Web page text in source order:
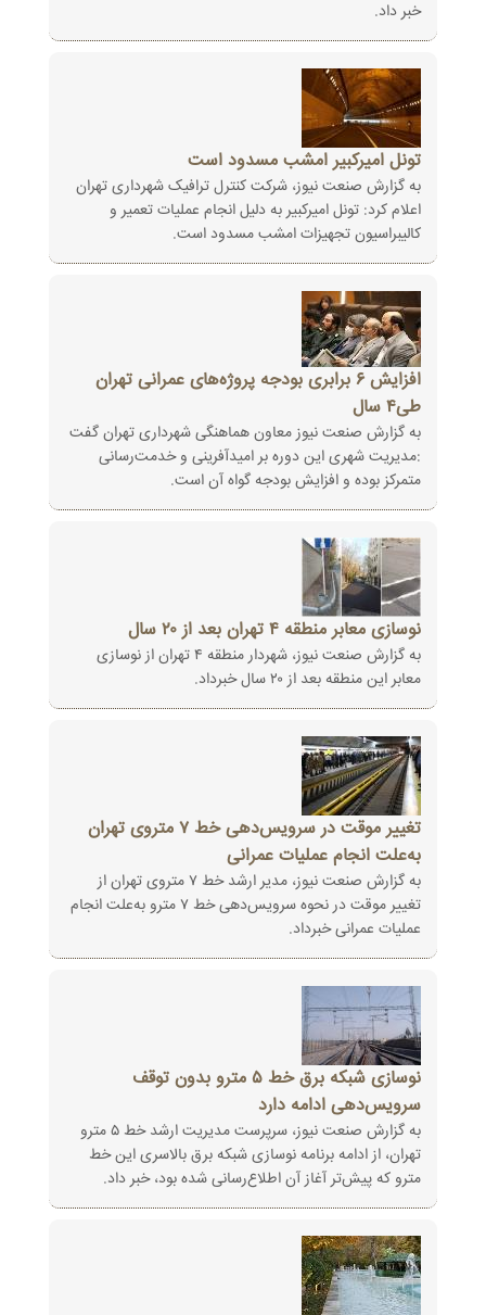
خبر داد.
تونل امیرکبیر امشب مسدود است
به گزارش صنعت نیوز، شرکت کنترل ترافیک شهرداری تهران
اعلام کرد: تونل امیرکبیر به دلیل انجام عملیات تعمیر و
کالیبراسیون تجهیزات امشب مسدود است.
افزایش ۶ برابری بودجه پروژه‌های عمرانی تهران
طی۴ سال
به گزارش صنعت نیوز معاون هماهنگی شهرداری تهران گفت
:مدیریت شهری این دوره بر امیدآفرینی و خدمت‌رسانی
متمرکز بوده و افزایش بودجه گواه آن است.
نوسازی معابر منطقه ۴ تهران بعد از ۲۰ سال
به گزارش صنعت نیوز، شهردار منطقه ۴ تهران از نوسازی
معابر این منطقه بعد از ۲۰ سال خبرداد.
تغییر موقت در سرویس‌دهی خط ۷ متروی تهران
به‌علت انجام عملیات عمرانی
به گزارش صنعت نیوز، مدیر ارشد خط ۷ متروی تهران از
تغییر موقت در نحوه سرویس‌دهی خط ۷ مترو به‌علت انجام
عملیات عمرانی خبرداد.
نوسازی شبکه برق خط ۵ مترو بدون توقف
سرویس‌دهی ادامه دارد
به گزارش صنعت نیوز، سرپرست مدیریت ارشد خط ۵ مترو
تهران، از ادامه برنامه نوسازی شبکه برق بالاسری این خط
مترو که پیش‌تر آغاز آن اطلاع‌رسانی شده بود، خبر داد.